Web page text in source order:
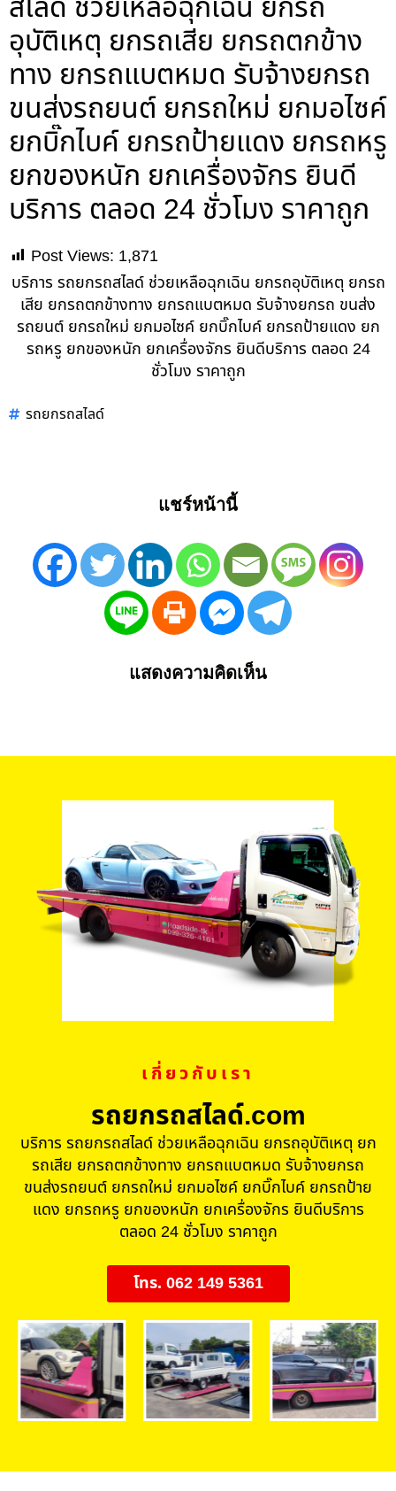
อุบัติเหตุ ยกรถเสีย ยกรถตกข้าง
ทาง ยกรถแบตหมด รับจ้างยกรถ
ขนส่งรถยนต์ ยกรถใหม่ ยกมอไซค์
ยกบิ๊กไบค์ ยกรถป้ายแดง ยกรถหรู
ยกของหนัก ยกเครื่องจักร ยินดี
บริการ ตลอด 24 ชั่วโมง ราคาถูก
Post Views: 1,871
บริการ รถยกรถสไลด์ ช่วยเหลือฉุกเฉิน ยกรถอุบัติเหตุ ยกรถ
เสีย ยกรถตกข้างทาง ยกรถแบตหมด รับจ้างยกรถ ขนส่ง
รถยนต์ ยกรถใหม่ ยกมอไซค์ ยกบิ๊กไบค์ ยกรถป้ายแดง ยก
รถหรู ยกของหนัก ยกเครื่องจักร ยินดีบริการ ตลอด 24
ชั่วโมง ราคาถูก
รถยกรถสไลด์
แชร์หน้านี้
แสดงความคิดเห็น
เกี่ยวกับเรา
รถยกรถสไลด์.com
บริการ รถยกรถสไลด์ ช่วยเหลือฉุกเฉิน ยกรถอุบัติเหตุ ยก
รถเสีย ยกรถตกข้างทาง ยกรถแบตหมด รับจ้างยกรถ
ขนส่งรถยนต์ ยกรถใหม่ ยกมอไซค์ ยกบิ๊กไบค์ ยกรถป้าย
แดง ยกรถหรู ยกของหนัก ยกเครื่องจักร ยินดีบริการ
ตลอด 24 ชั่วโมง ราคาถูก
โทร. 062 149 5361